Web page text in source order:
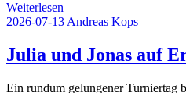
Weiterlesen
2026-07-13Andreas Kops
Julia und Jonas auf
Ein rundum gelungener Turniertag